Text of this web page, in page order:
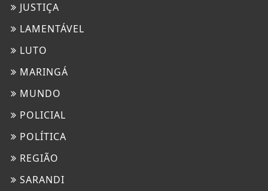
JUSTIÇA
LAMENTÁVEL
LUTO
MARINGÁ
MUNDO
POLICIAL
POLÍTICA
REGIÃO
SARANDI